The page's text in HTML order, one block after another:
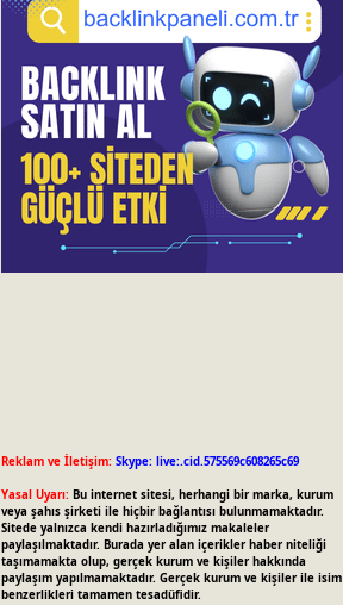
Reklam ve İletişim: Skype: live:.cid.575569c608265c69
Yasal Uyarı: Bu internet sitesi, herhangi bir marka, kurum
veya şahıs şirketi ile hiçbir bağlantısı bulunmamaktadır.
Sitede yalnızca kendi hazırladığımız makaleler
paylaşılmaktadır. Burada yer alan içerikler haber niteliği
taşımamakta olup, gerçek kurum ve kişiler hakkında
paylaşım yapılmamaktadır. Gerçek kurum ve kişiler ile isim
benzerlikleri tamamen tesadüfidir.